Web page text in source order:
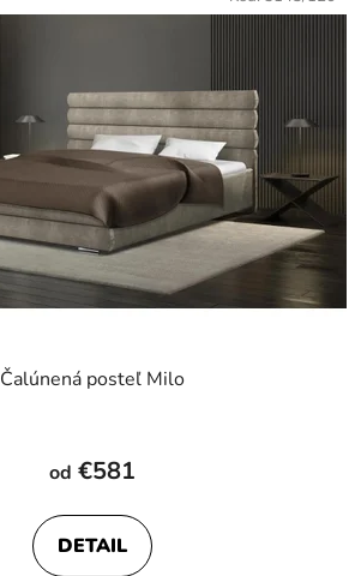
Čalúnená posteľ Milo
od €581
DETAIL